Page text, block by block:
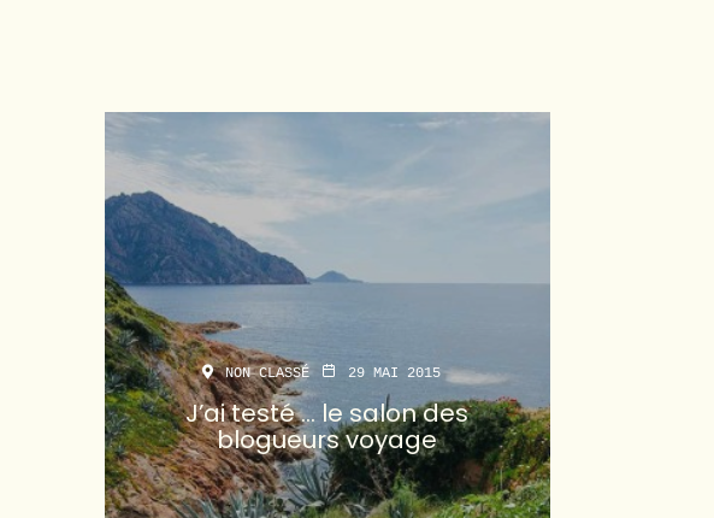
NON CLASSÉ 29 MAI 2015
J’ai testé … le salon des
blogueurs voyage